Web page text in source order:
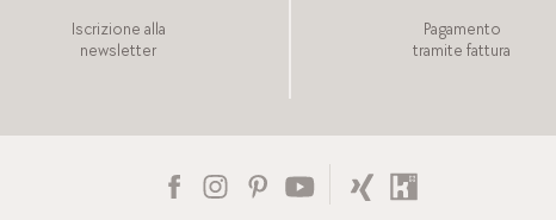
Iscrizione alla
newsletter
Pagamento
tramite fattura